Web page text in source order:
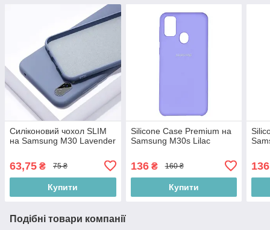
Силіконовий чохол SLIM
на Samsung M30 Lavender
63,75 ₴ 75 ₴
Купити
Silicone Case Premium на
Samsung M30s Lilac
136₴ 160 ₴
Купити
136
Подібні товари компанії